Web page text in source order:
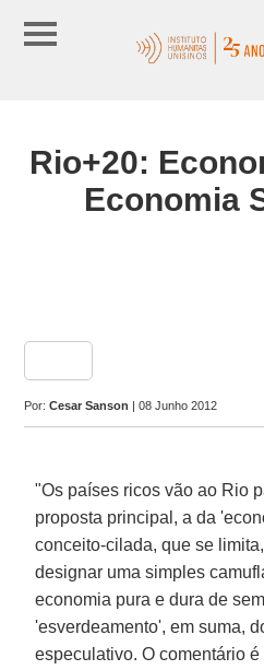
Rio+20:
Economia
Por:Cesar Sanson | 08 Junho 2012
"Os países ricos vão ao Rio
proposta principal, a da
conceito-cilada, que se
designar uma simples
economia pura e dura de
'esverdeamento', em suma,
especulativo. O comentário é